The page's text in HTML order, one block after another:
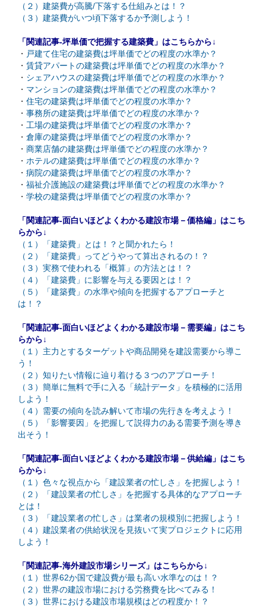
（２）建築費が高騰/下落する仕組みとは！？
（３）建築費がいつ頃下落するか予測しよう！
「関連記事-坪単価で把握する建築費」はこちらから↓
・ 戸建て住宅の建築費は坪単価でどの程度の水準か？
・ 賃貸アパートの建築費は坪単価でどの程度の水準か？
・ シェアハウスの建築費は坪単価でどの程度の水準か？
・ マンションの建築費は坪単価でどの程度の水準か？
・ 住宅の建築費は坪単価でどの程度の水準か？
・ 事務所の建築費は坪単価でどの程度の水準か？
・ 工場の建築費は坪単価でどの程度の水準か？
・ 倉庫の建築費は坪単価でどの程度の水準か？
・ 商業店舗の建築費は坪単価でどの程度の水準か？
・ ホテルの建築費は坪単価でどの程度の水準か？
・ 病院の建築費は坪単価でどの程度の水準か？
・ 福祉介護施設の建築費は坪単価でどの程度の水準か？
・ 学校の建築費は坪単価でどの程度の水準か？
「関連記事-面白いほどよくわかる建設市場－価格編」はこち
らから↓
（１）「建築費」とは！？と聞かれたら！
（２）「建築費」ってどうやって算出されるの！？
（３）実務で使われる「概算」の方法とは！？
（４）「建築費」に影響を与える要因とは！？
（５）「建築費」の水準や傾向を把握するアプローチと
は！？
「関連記事-面白いほどよくわかる建設市場－需要編」はこち
らから↓
（１）主力とするターゲットや商品開発を建設需要から導こ
う！
（２）知りたい情報に辿り着ける３つのアプローチ！
（３）簡単に無料で手に入る「統計データ」を積極的に活用
しよう！
（４）需要の傾向を読み解いて市場の先行きを考えよう！
（５）「影響要因」を把握して説得力のある需要予測を導き
出そう！
「関連記事-面白いほどよくわかる建設市場－供給編」はこち
らから↓
（１）色々な視点から「建設業者の忙しさ」を把握しよう！
（２）「建設業者の忙しさ」を把握する具体的なアプローチ
とは！
（３）「建設業者の忙しさ」は業者の規模別に把握しよう！
（４）建設業者の供給状況を見抜いて実プロジェクトに応用
しよう！
「関連記事-海外建設市場シリーズ」はこちらから↓
（１）世界62か国で建設費が最も高い水準なのは！？
（２）世界の建設市場における労務費を比べてみる！
（３）世界における建設市場規模はどの程度か！？